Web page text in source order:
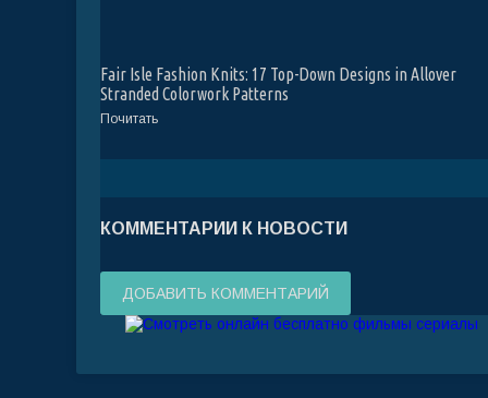
Fair Isle Fashion Knits: 17 Top-Down Designs in Allover
Stranded Colorwork Patterns
Почитать
КОММЕНТАРИИ К НОВОСТИ
ДОБАВИТЬ КОММЕНТАРИЙ